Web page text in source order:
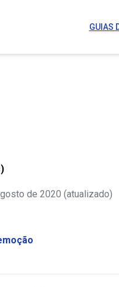
GUIAS
de 2020 (atualizado)